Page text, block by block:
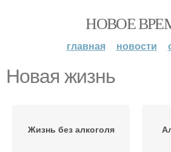
НОВОЕ
главная новости
Новая жизнь
Жизнь без алкоголя